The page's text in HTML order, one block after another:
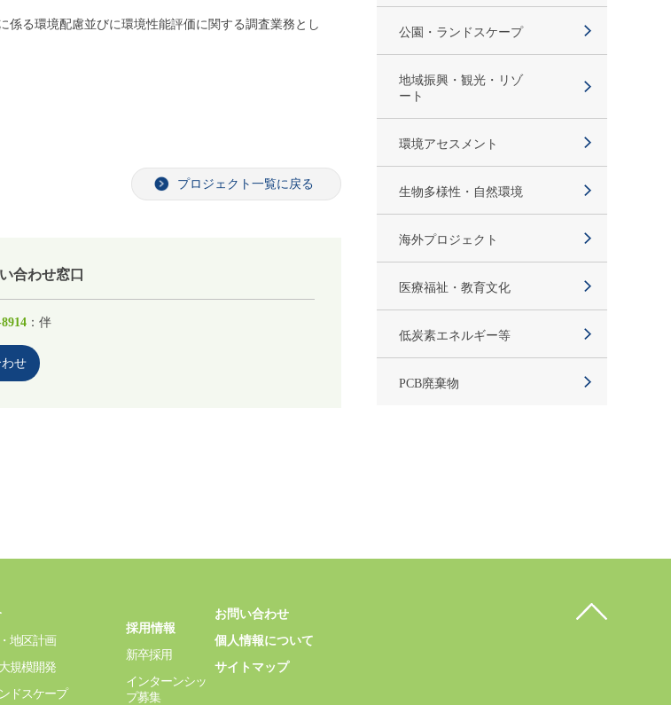
る環境配慮並びに環境性能評価に関する調査業務とし
プロジェクト一覧に戻る
合わせ窓口
：伴
せ
公園・ランドスケープ
地域振興・観光・リゾ
ート
環境アセスメント
生物多様性・自然環境
海外プロジェクト
医療福祉・教育文化
低炭素エネルギー等
PCB廃棄物
地区計画
規模開発
ドスケープ
採用情報
新卒採用
インターンシッ
プ募集
お問い合わせ
個人情報について
サイトマップ